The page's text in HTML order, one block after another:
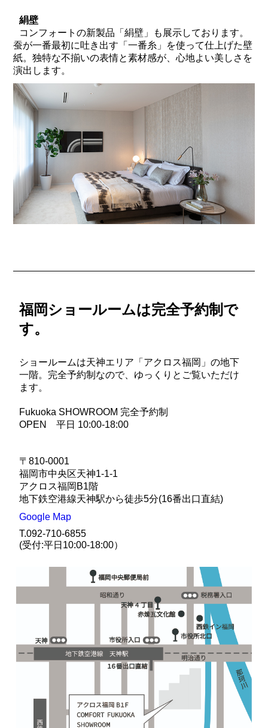
絹壁
コンフォートの新製品「絹壁」も展示しております。
蚕が一番最初に吐き出す「一番糸」を使って仕上げた壁
紙。独特な不揃いの表情と素材感が、心地よい美しさを
演出します。
福岡ショールームは完全予約制で
す。
ショールームは天神エリア「アクロス福岡」の地下
一階。完全予約制なので、ゆっくりとご覧いただけ
ます。
Fukuoka SHOWROOM 完全予約制
OPEN 平日 10:00-18:00
〒810-0001
福岡市中央区天神1-1-1
アクロス福岡B1階
地下鉄空港線天神駅から徒歩5分(16番出口直結)
Google Map
T.092-710-6855
(受付:平日10:00-18:00）